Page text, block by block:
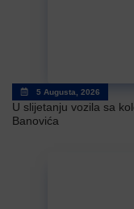
5 Augusta, 2026
U slijetanju vozila sa
Banovića